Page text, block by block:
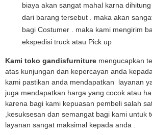
biaya akan sangat mahal karna
dari barang tersebut . maka akan
bagi Costumer . maka kami mengirim
ekspedisi truck atau Pick up
Kami toko gandisfurniture mengucapkan
atas kunjungan dan kepercayan anda
kami pastikan anda mendapatkan layanan
juga mendapatkan harga yang cocok atau
karena bagi kami kepuasan pembeli salah
,kesuksesan dan semangat bagi kami untuk
layanan sangat maksimal kepada anda .